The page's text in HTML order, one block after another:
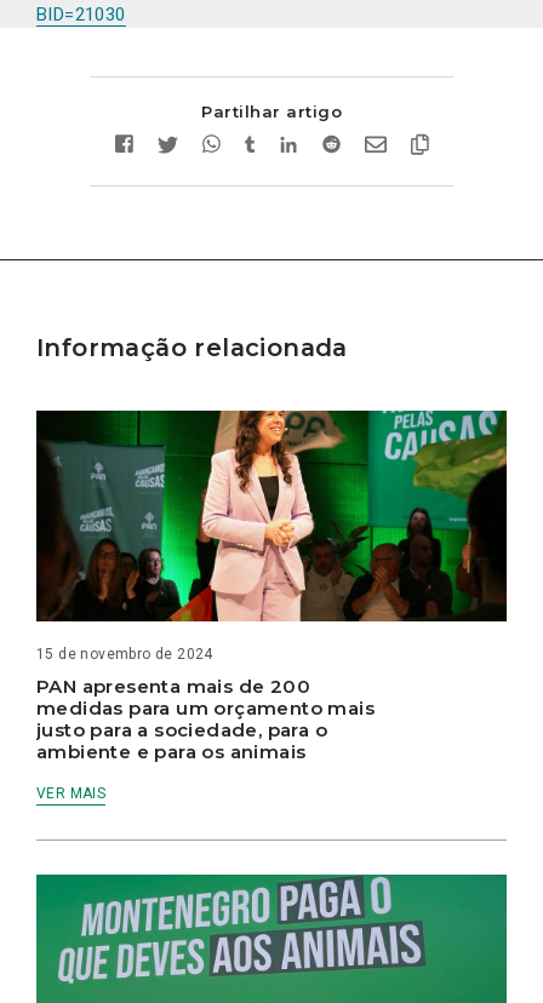
BID=21030
Partilhar artigo
Informação relacionada
15 de novembro de 2024
PAN apresenta mais de 200
medidas para um orçamento mais
justo para a sociedade, para o
ambiente e para os animais
VER MAIS